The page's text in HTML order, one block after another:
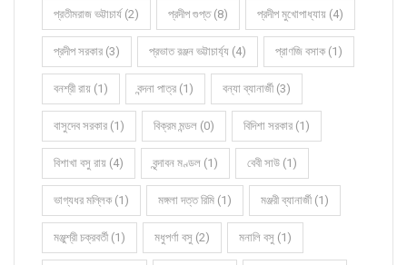
প্রতীমরাজ ভট্টাচার্য (2) প্রদীপ গুপ্ত (8) প্রদীপ মুখোপাধ্যায় (4)
প্রদীপ সরকার (3) প্রভাত রঞ্জন ভট্টাচার্য্য (4) প্রাণজি বসাক (1)
বনশ্রী রায় (1) বন্দনা পাত্র (1) বন্যা ব্যানার্জী (3)
বাসুদেব সরকার (1) বিক্রম মন্ডল (0) বিদিশা সরকার (1)
বিশাখা বসু রায় (4) বৃন্দাবন মণ্ডল (1) বেবী সাউ (1)
ভাগ্যধর মল্লিক (1) মঙ্গলা দত্ত রিমি (1) মঞ্জরী ব্যানার্জী (1)
মঞ্জুশ্রী চক্রবর্তী (1) মধুপর্ণা বসু (2) মনালি বসু (1)